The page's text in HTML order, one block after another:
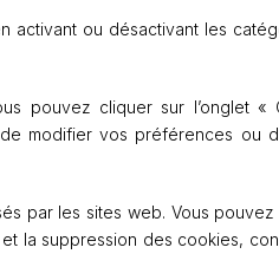
activant ou désactivant les
pouvez cliquer sur l’onglet «
de modifier vos préférences ou
par les sites web. Vous
la suppression des cookies,